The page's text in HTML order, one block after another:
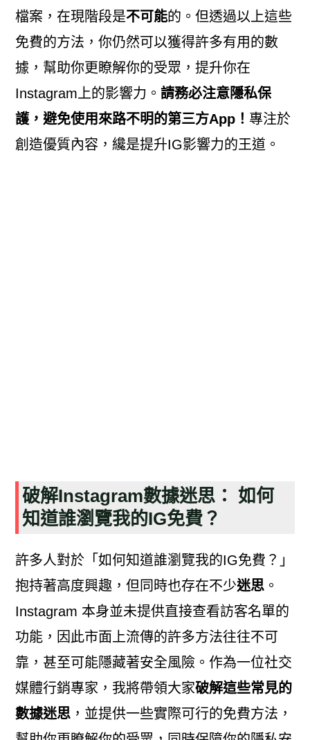
檔案，在現階段是不可能的。但透過以上這些
免費的方法，你仍然可以獲得許多有用的數
據，幫助你更瞭解你的受眾，提升你在
Instagram上的影響力。 請務必注意隱私保
護，避免使用來路不明的第三方App！ 專注於
創造優質內容，纔是提升IG影響力的王道。
破解Instagram數據迷思： 如何
知道誰瀏覽我的IG免費？
許多人對於「如何知道誰瀏覽我的IG免費？」
抱持著高度興趣，但同時也存在不少迷思。
Instagram 本身並未提供直接查看訪客名單的
功能，因此市面上流傳的許多方法往往不可
靠，甚至可能隱藏著安全風險。作為一位社交
媒體行銷專家，我將帶領大家破解這些常見的
數據迷思，並提供一些實際可行的免費方法，